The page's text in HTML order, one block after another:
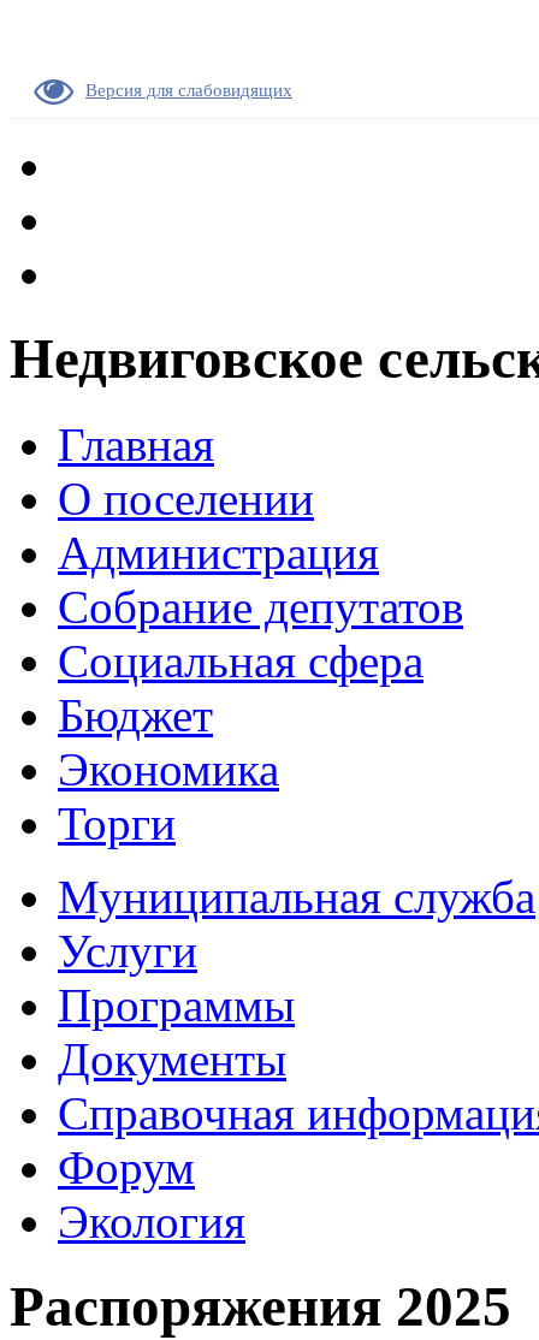
Версия для слабовидящих
Недвиговское
Главная
О поселении
Администрация
Собрание депутатов
Социальная сфера
Бюджет
Экономика
Торги
Муниципальная служба
Услуги
Программы
Документы
Справочная
Форум
Экология
Распоряжения 2025